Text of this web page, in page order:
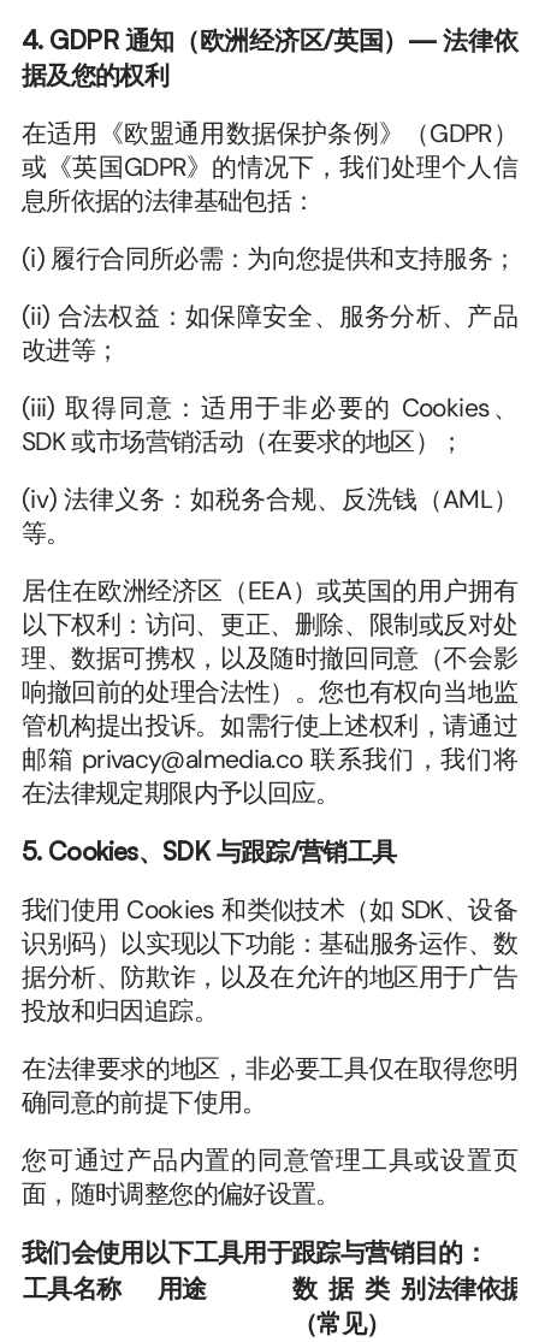
4. GDPR 通知（欧洲经济区/英国）— 法律依
据及您的权利
在适用《欧盟通用数据保护条例》（GDPR）
或《英国GDPR》的情况下，我们处理个人信
息所依据的法律基础包括：
(i) 履行合同所必需：为向您提供和支持服务；
(ii) 合法权益：如保障安全、服务分析、产品
改进等；
(iii) 取得同意：适用于非必要的 Cookies、
SDK 或市场营销活动（在要求的地区）；
(iv) 法律义务：如税务合规、反洗钱（AML）
等。
居住在欧洲经济区（EEA）或英国的用户拥有
以下权利：访问、更正、删除、限制或反对处
理、数据可携权，以及随时撤回同意（不会影
响撤回前的处理合法性）。您也有权向当地监
管机构提出投诉。如需行使上述权利，请通过
邮箱 privacy@almedia.co 联系我们，我们将
在法律规定期限内予以回应。
5. Cookies、SDK 与跟踪/营销工具
我们使用 Cookies 和类似技术（如 SDK、设备
识别码）以实现以下功能：基础服务运作、数
据分析、防欺诈，以及在允许的地区用于广告
投放和归因追踪。
在法律要求的地区，非必要工具仅在取得您明
确同意的前提下使用。
您可通过产品内置的同意管理工具或设置页
面，随时调整您的偏好设置。
我们会使用以下工具用于跟踪与营销目的：
工具名称
用途
数据类别
（常见）
法律依据